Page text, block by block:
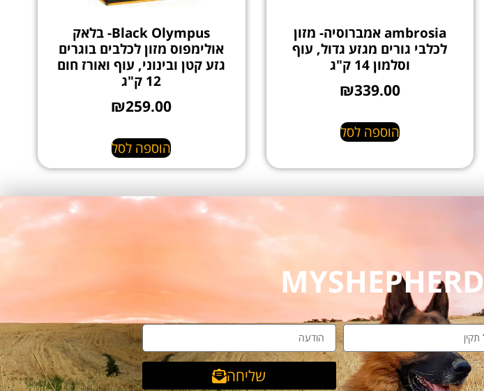
ambrosia אמברוסיה- מזון
לכלבי גורים מגזע גדול, עוף
וסלמון 14 ק"ג
₪339.00
הוספה לסל
Black Olympus- בלאק
אולימפוס מזון לכלבים בוגרים
גזע קטן ובינוני, עוף ואורז חום
12 ק"ג
₪259.00
הוספה לסל
שליחה